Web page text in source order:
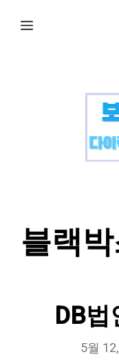
메
블랙
DB
5월